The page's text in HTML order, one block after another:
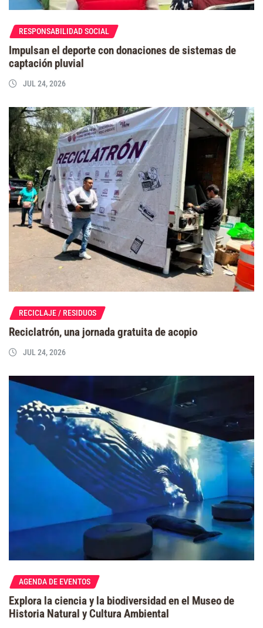
RESPONSABILIDAD SOCIAL
Impulsan el deporte con donaciones de sistemas de
captación pluvial
JUL 24, 2026
RECICLAJE / RESIDUOS
Reciclatrón, una jornada gratuita de acopio
JUL 24, 2026
AGENDA DE EVENTOS
Explora la ciencia y la biodiversidad en el Museo de
Historia Natural y Cultura Ambiental